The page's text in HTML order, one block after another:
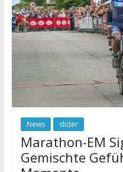
News slider
Marathon-EM
Gemischte